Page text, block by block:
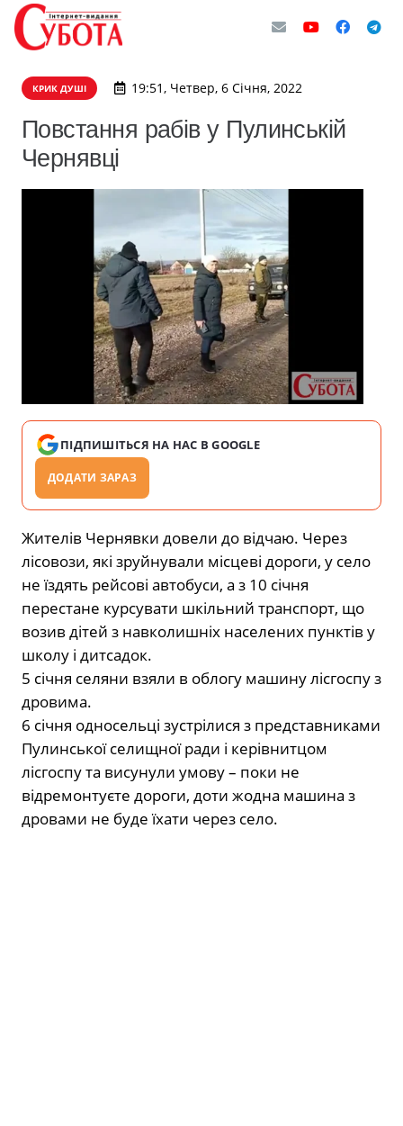
КРИК ДУШІ 19:51, Четвер, 6 Січня, 2022
Повстання рабів у Пулинській
Чернявці
ПІДПИШІТЬСЯ НА НАС В GOOGLE
ДОДАТИ ЗАРАЗ
Жителів Чернявки довели до відчаю. Через
лісовози, які зруйнували місцеві дороги, у село
не їздять рейсові автобуси, а з 10 січня
перестане курсувати шкільний транспорт, що
возив дітей з навколишніх населених пунктів у
школу і дитсадок.
5 січня селяни взяли в облогу машину лісгоспу з
дровима.
6 січня односельці зустрілися з представниками
Пулинської селищної ради і керівнитцом
лісгоспу та висунули умову – поки не
відремонтуєте дороги, доти жодна машина з
дровами не буде їхати через село.